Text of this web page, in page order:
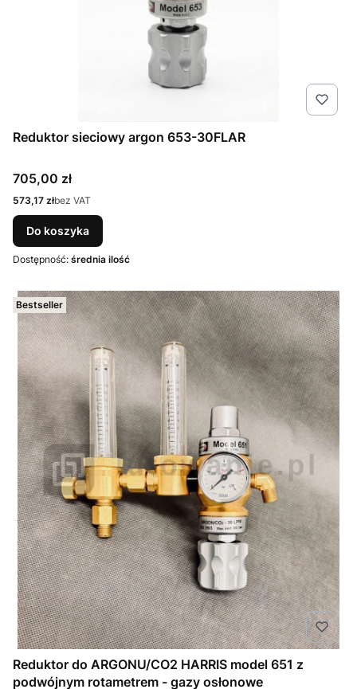
Reduktor sieciowy argon 653-30FLAR
Cena
705,00 zł
Cena
573,17 złbez VAT
Do koszyka
Dostępność: średnia ilość
Bestseller
Reduktor do ARGONU/CO2 HARRIS model 651 z
podwójnym rotametrem - gazy osłonowe